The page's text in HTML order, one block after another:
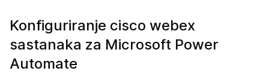
Konfiguriranje cisco webex
sastanaka za Microsoft Power
Automate